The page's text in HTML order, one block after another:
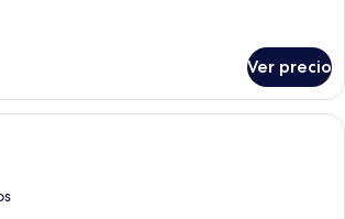
Ver precio
Una habitación con una mesa de